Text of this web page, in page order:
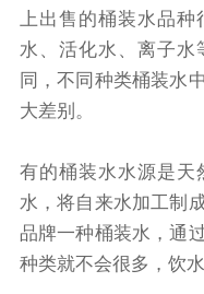
上出售的桶装水品种
水、活化水、离子水
同，不同种类桶装水
大差别。
有的桶装水水源是天
水，将自来水加工制
品牌一种桶装水，通
种类就不会很多，饮